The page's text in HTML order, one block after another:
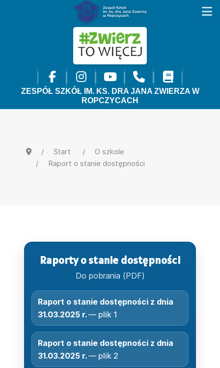
ZESPÓŁ SZKÓŁ IM. KS. DRA JANA ZWIERZA W
ROPCZYCACH
Start
O szkole
Raport o stanie dostępności
Raporty o stanie dostępności
Do pobrania (PDF)
Raport o stanie dostępności z dnia
31.03.2025 r.— plik 1
Raport o stanie dostępności z dnia
31.03.2025 r.— plik 2